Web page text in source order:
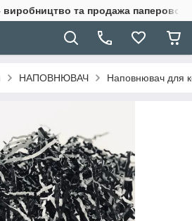
виробництво та продажа паперової
НАПОВНЮВАЧ Наповнювач для